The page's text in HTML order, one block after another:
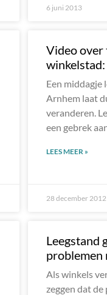
6 juni 2013
Video over
Een middagje
Arnhem laat
veranderen.
een gebrek
LEES MEER »
28 december 2012
Leegstand
problemen
Als winkels
zeggen dat de